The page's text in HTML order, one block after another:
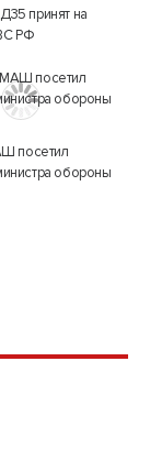
принят на
РФ
посетил
обороны